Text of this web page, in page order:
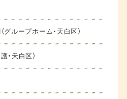
ループホーム・天白区）
・天白区）